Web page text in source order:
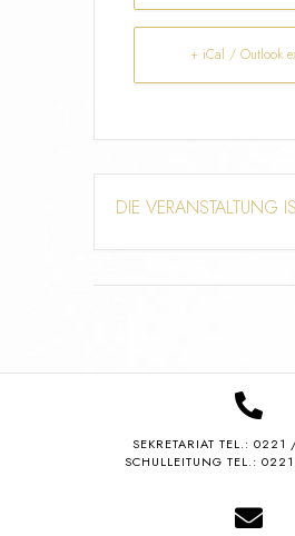
+ iCal / Outlook
DIE VERANSTALTUNG
SEKRETARIAT TEL.: 0221
SCHULLEITUNG TEL.: